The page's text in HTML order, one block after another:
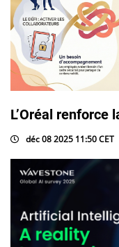
L’Oréal renforce
déc 08 2025 11:50 CET